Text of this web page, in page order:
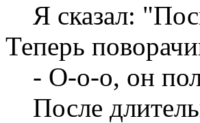
Я сказал:
Теперь
- О-о-о, он
После